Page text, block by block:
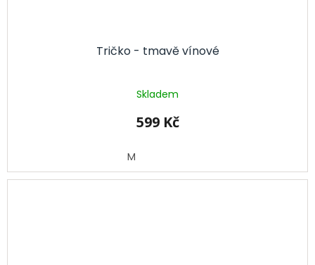
Tričko - tmavě vínové
Skladem
599 Kč
M